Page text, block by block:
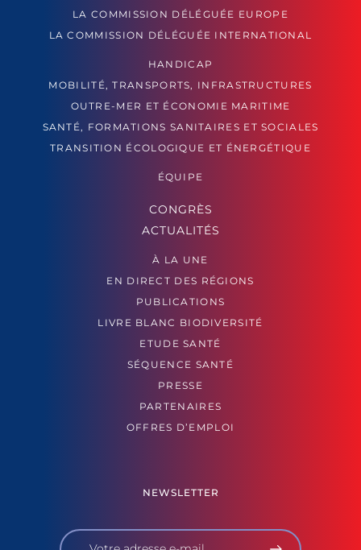
LA COMMISSION DÉLÉGUÉE EUROPE
LA COMMISSION DÉLÉGUÉE INTERNATIONAL
HANDICAP
MOBILITÉ, TRANSPORTS, INFRASTRUCTURES
OUTRE-MER ET ÉCONOMIE MARITIME
SANTÉ, FORMATIONS SANITAIRES ET SOCIALES
TRANSITION ÉCOLOGIQUE ET ÉNERGÉTIQUE
ÉQUIPE
CONGRÈS
ACTUALITÉS
À LA UNE
EN DIRECT DES RÉGIONS
PUBLICATIONS
LIVRE BLANC BIODIVERSITÉ
ETUDE SANTÉ
SÉQUENCE SANTÉ
PRESSE
PARTENAIRES
OFFRES D’EMPLOI
NEWSLETTER